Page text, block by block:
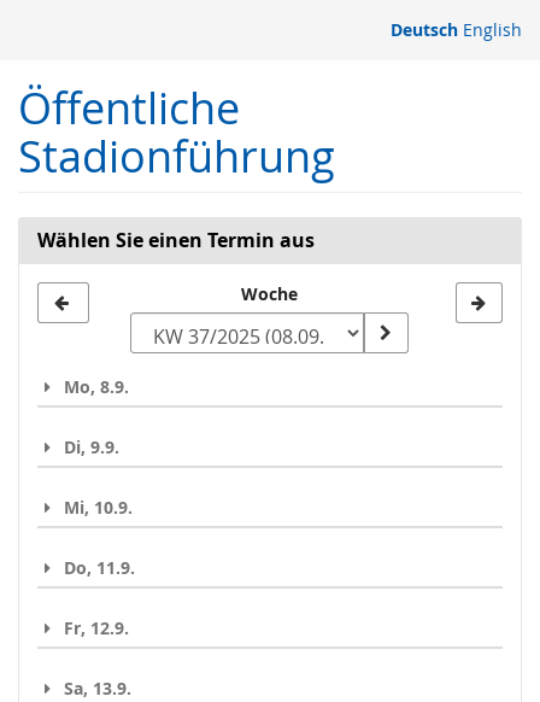
springen
Deutsch English
Öffentliche
Stadionführung
Wählen Sie einen Termin aus
zur
auswählen
Woche
Mo, 8.9.
Di, 9.9.
Mi, 10.9.
Do, 11.9.
Fr, 12.9.
Sa, 13.9.